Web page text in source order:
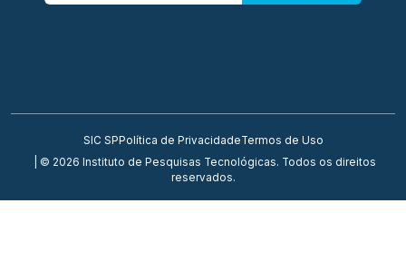
SIC SP Política de PrivacidadeTermos de Uso
| © 2026 Instituto de Pesquisas Tecnológicas. Todos os direitos
reservados.